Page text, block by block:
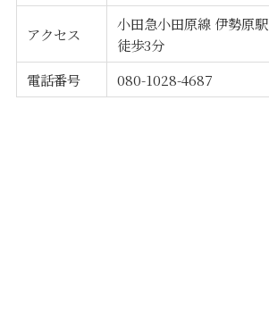
アクセス
小田急小田原線 伊勢原駅
徒歩3分
電話番号
080-1028-4687